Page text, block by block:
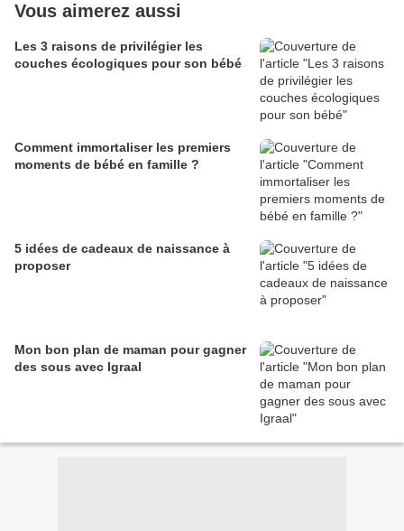
Vous aimerez aussi
Les 3 raisons de privilégier les
couches écologiques pour son bébé
Comment immortaliser les premiers
moments de bébé en famille ?
5 idées de cadeaux de naissance à
proposer
Mon bon plan de maman pour gagner
des sous avec Igraal